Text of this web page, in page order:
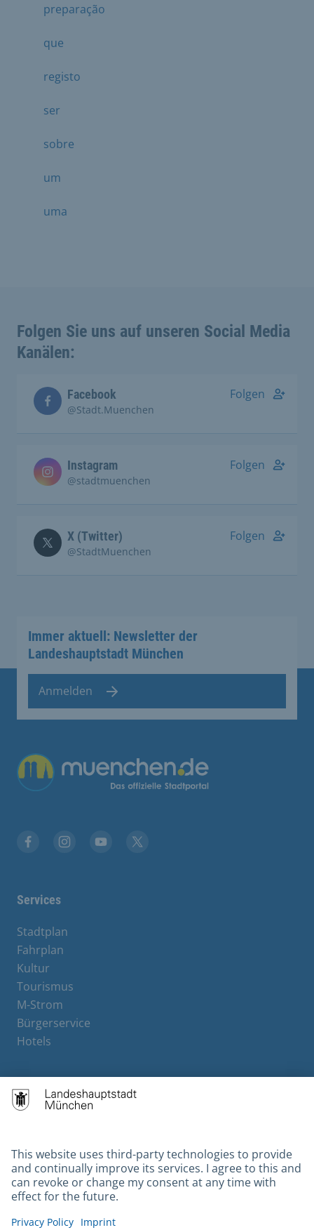
preparação
que
registo
ser
sobre
um
uma
Folgen Sie uns auf unseren Social Media
Kanälen:
Facebook
@Stadt.Muenchen
Folgen
Instagram
@stadtmuenchen
Folgen
X (Twitter)
@StadtMuenchen
Folgen
Immer aktuell: Newsletter der
Landeshauptstadt München
Anmelden
Übergreifende Links
Services
Stadtplan
Fahrplan
Kultur
Tourismus
M-Strom
Bürgerservice
Hotels
Contact
Gebärdensprache
Datenschutz
Kontakt